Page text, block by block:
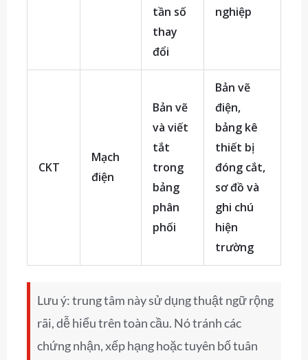
tần số
thay
đổi
nghiệp
CKT
Mạch
điện
Bản vẽ
và viết
tắt
trong
bảng
phân
phối
Bản vẽ
điện,
bảng kê
thiết bị
đóng cắt,
sơ đồ và
ghi chú
hiện
trường
Lưu ý: trung tâm này sử dụng thuật ngữ rộng
rãi, dễ hiểu trên toàn cầu. Nó tránh các
chứng nhận, xếp hạng hoặc tuyên bố tuân